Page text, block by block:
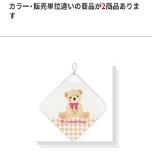
カラー・販売単位違いの商品が2商品ありま
す